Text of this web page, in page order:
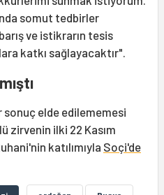
somut tedbirler
ve istikrarın tesis
katkı sağlayacaktır".
sonuç elde edilememesi
zirvenin ilki 22 Kasım
katılımıyla Soçi'de